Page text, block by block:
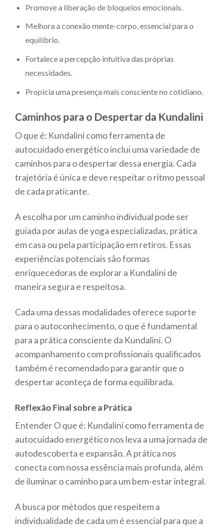
Promove a liberação de bloqueios emocionais.
Melhora a conexão mente-corpo, essencial para o
equilíbrio.
Fortalece a percepção intuitiva das próprias
necessidades.
Propicia uma presença mais consciente no cotidiano.
Caminhos para o Despertar da Kundalini
O que é: Kundalini como ferramenta de
autocuidado energético inclui uma variedade de
caminhos para o despertar dessa energia. Cada
trajetória é única e deve respeitar o ritmo pessoal
de cada praticante.
A escolha por um caminho individual pode ser
guiada por aulas de yoga especializadas, prática
em casa ou pela participação em retiros. Essas
experiências potenciais são formas
enriquecedoras de explorar a Kundalini de
maneira segura e respeitosa.
Cada uma dessas modalidades oferece suporte
para o autoconhecimento, o que é fundamental
para a prática consciente da Kundalini. O
acompanhamento com profissionais qualificados
também é recomendado para garantir que o
despertar aconteça de forma equilibrada.
Reflexão Final sobre a Prática
Entender O que é: Kundalini como ferramenta de
autocuidado energético nos leva a uma jornada de
autodescoberta e expansão. A prática nos
conecta com nossa essência mais profunda, além
de iluminar o caminho para um bem-estar integral.
A busca por métodos que respeitem a
individualidade de cada um é essencial para que a